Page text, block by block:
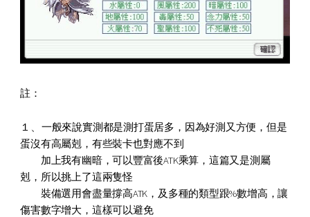
註：
１ 一般來說實測都是測打蛋居多，因為好測又方便 ，但是
蛋沒有高屬剋，有些裝卡也對應不到
加上我有幽暗，可以豐富後ATK乘算，這篇又是測屬
剋，所以挑上了這兩隻怪
裝備選用會盡量撐高ATK，及多種的類型跟%數增高，讓
傷害數字增大，這樣可以避免